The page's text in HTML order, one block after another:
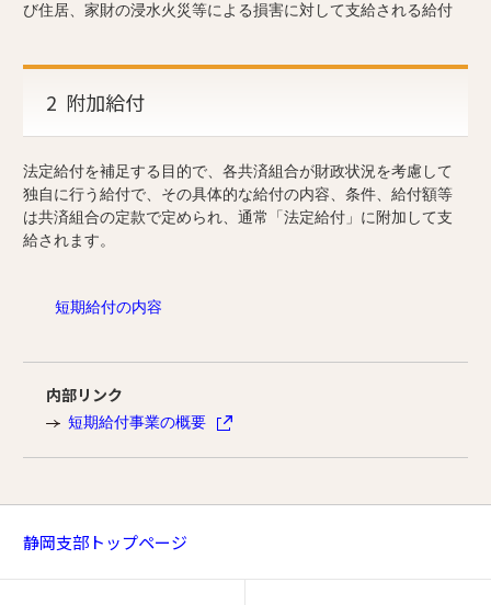
び住居、家財の浸水火災等による損害に対して支給される給付
2 附加給付
法定給付を補足する目的で、各共済組合が財政状況を考慮して
独自に行う給付で、その具体的な給付の内容、条件、給付額等
は共済組合の定款で定められ、通常「法定給付」に附加して支
給されます。
短期給付の内容
内部リンク
短期給付事業の概要
静岡支部トップページ